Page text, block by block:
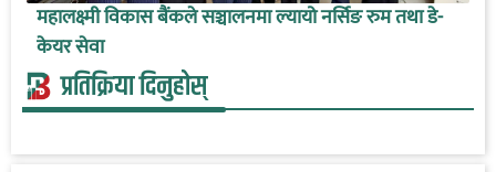
महालक्ष्मी विकास बैंकले सञ्चालनमा ल्यायो नर्सिङ रुम तथा डे-
केयर सेवा
प्रतिक्रिया दिनुहोस्